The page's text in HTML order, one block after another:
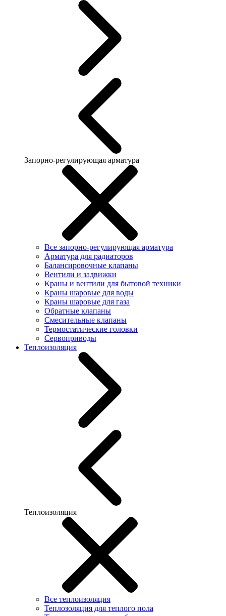
Запорно-регулирующая арматура
Все запорно-регулирующая арматура
Арматура для радиаторов
Балансировочные клапаны
Вентили и задвижки
Краны и вентили для бытовой техники
Краны шаровые для воды
Краны шаровые для газа
Обратные клапаны
Смесительные клапаны
Термостатические головки
Сервоприводы
Теплоизоляция
Теплоизоляция
Все теплоизоляция
Теплозоляция для теплого пола